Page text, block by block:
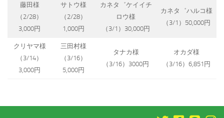
藤田様
（2/28）
3,000円
サトウ様
（2/28）
1,000円
カネタ゛ケイイチ
ロウ様
（3/1）30,000円
カネタ゛ハルコ様
（3/1）50,000円
クリヤマ様
（3/14）
3,000円
三田村様
（3/16）
5,000円
タナカ様
（3/16）3000円
オカダ様
（3/16）6,851円